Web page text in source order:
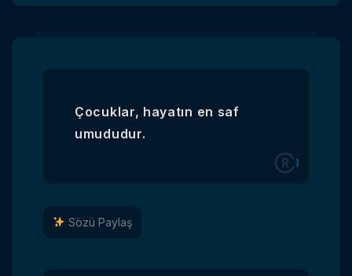
Çocuklar, hayatın en saf
umududur.
Sözü Paylaş